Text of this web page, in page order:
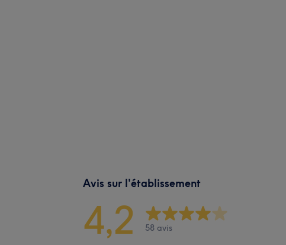
Avis sur l'établissement
4,2 58 avis